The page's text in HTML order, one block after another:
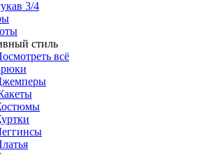
3/4
стиль
всё